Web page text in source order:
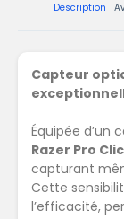
Description
Capteur
Équipée d’un
Razer Pro
capturant
Cette
l’efficacité,